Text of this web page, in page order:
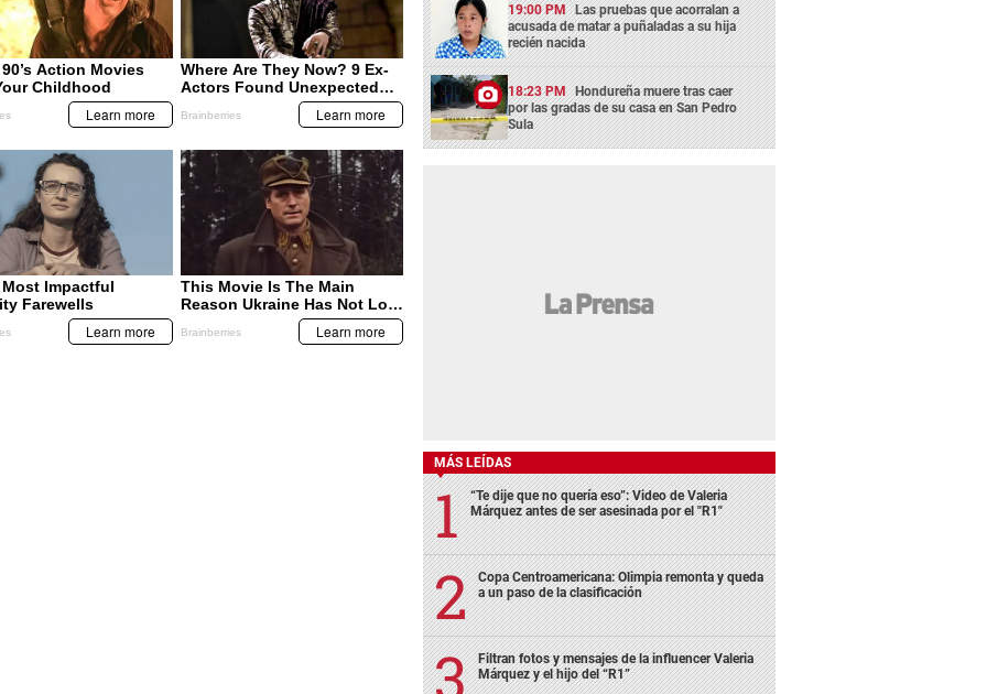
19:00 PM Las pruebas que acorralan a
acusada de matar a puñaladas a su hija
recién nacida
18:23 PM Hondureña muere tras caer
por las gradas de su casa en San Pedro
Sula
MÁS LEÍDAS
“Te dije que no quería eso”: Video de Valeria
Márquez antes de ser asesinada por el "R1"
Copa Centroamericana: Olimpia remonta y queda
a un paso de la clasificación
Filtran fotos y mensajes de la influencer Valeria
Márquez y el hijo del “R1”